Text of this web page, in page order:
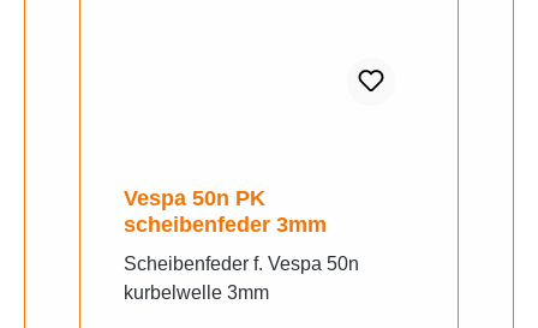
Vespa 50n PK
scheibenfeder 3mm
Scheibenfeder f. Vespa 50n
kurbelwelle 3mm